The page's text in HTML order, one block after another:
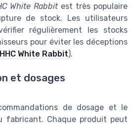
White Rabbitest très populaire
de stock. Les utilisateurs
régulièrement les stocks
pour éviter les déceptions
White Rabbit).
et dosages
de dosage et le
fabricant. Chaque produit peut